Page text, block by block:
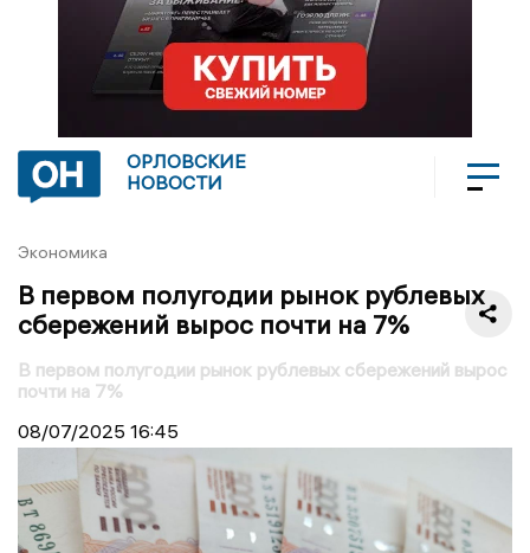
ОРЛОВСКИЕ
НОВОСТИ
Экономика
В первом полугодии рынок рублевых
сбережений вырос почти на 7%
В первом полугодии рынок рублевых сбережений вырос
почти на 7%
08/07/2025 16:45